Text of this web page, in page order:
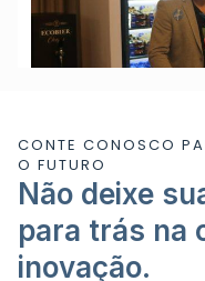
CONTE CONOSCO
O FUTURO
Não deixe
para trás na
inovação.